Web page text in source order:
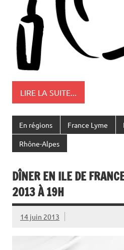
LIRE LA SUITE...
En régions France Lyme
Rhône-Alpes
DÎNER EN ILE DE
2013 À 19H
14 juin 2013